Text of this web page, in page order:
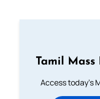
Tamil Mass
Access today's